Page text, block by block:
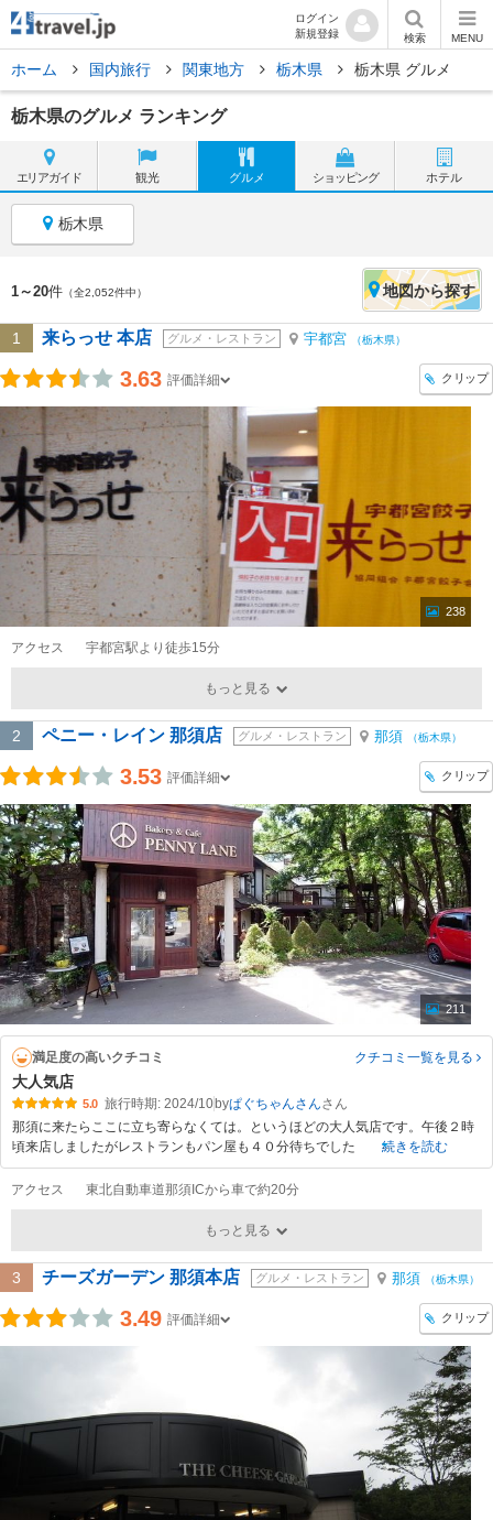
ログイン
新規登録
検索 MENU
ホーム 国内旅行 関東地方 栃木県 栃木県 グルメ
栃木県のグルメ ランキング
エリアガイド 観光 グルメ ショッピング ホテル
栃木県
1～20件 （全2,052件中） 地図から探す
1 来らっせ 本店 グルメ・レストラン 宇都宮 （栃木県）
3.63 評価詳細 クリップ
238
アクセス 宇都宮駅より徒歩15分
もっと見る
2 ペニー・レイン 那須店 グルメ・レストラン 那須 （栃木県）
3.53 評価詳細 クリップ
211
満足度の高いクチコミ クチコミ一覧を見る
大人気店
5.0 旅行時期: 2024/10byぱぐちゃんさん
那須に来たらここに立ち寄らなくては。というほどの大人気店です。午後２時
頃来店しましたがレストランもパン屋も４０分待ちでした
続きを読む
アクセス 東北自動車道那須ICから車で約20分
もっと見る
3 チーズガーデン 那須本店 グルメ・レストラン 那須 （栃木県）
3.49 評価詳細 クリップ